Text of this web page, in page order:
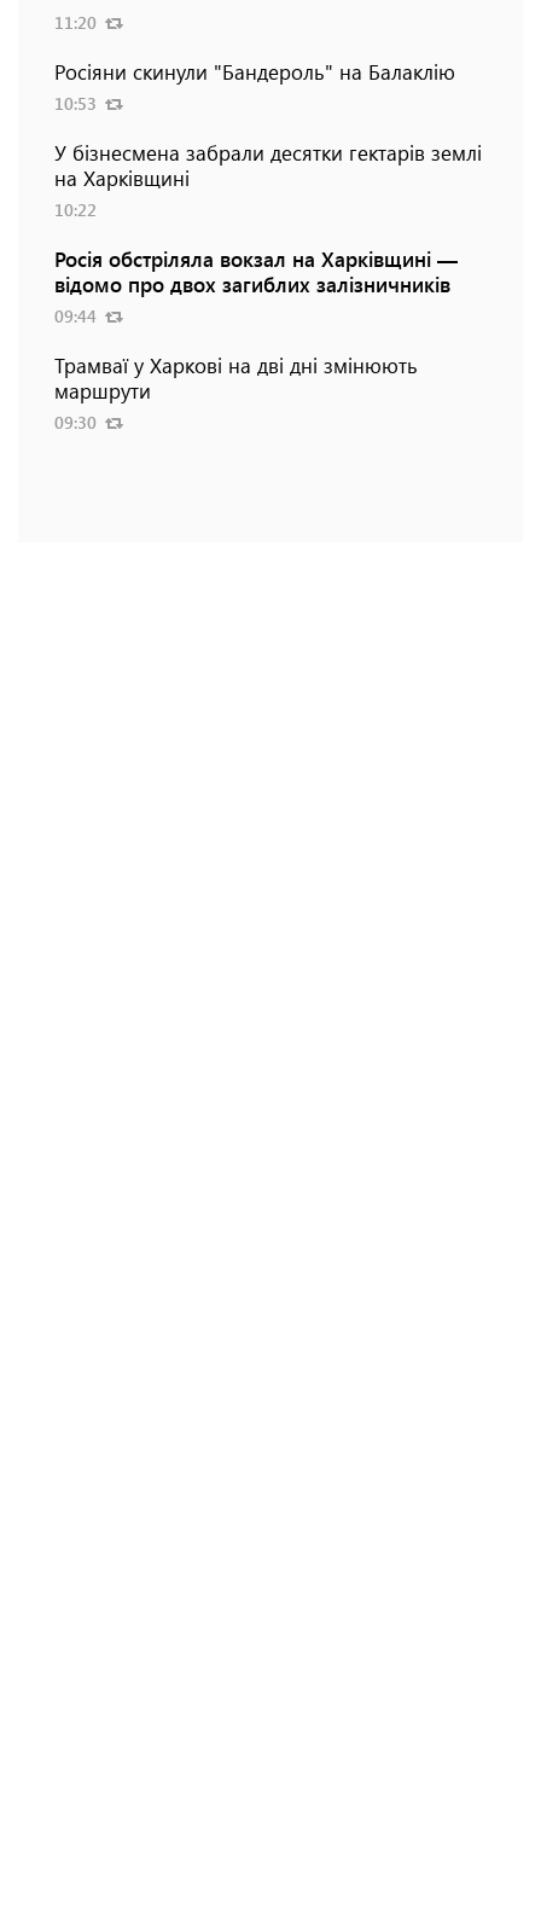
11:20
Росіяни скинули "Бандероль" на Балаклію
10:53
У бізнесмена забрали десятки гектарів землі
на Харківщині
10:22
Росія обстріляла вокзал на Харківщині —
відомо про двох загиблих залізничників
09:44
Трамваї у Харкові на дві дні змінюють
маршрути
09:30